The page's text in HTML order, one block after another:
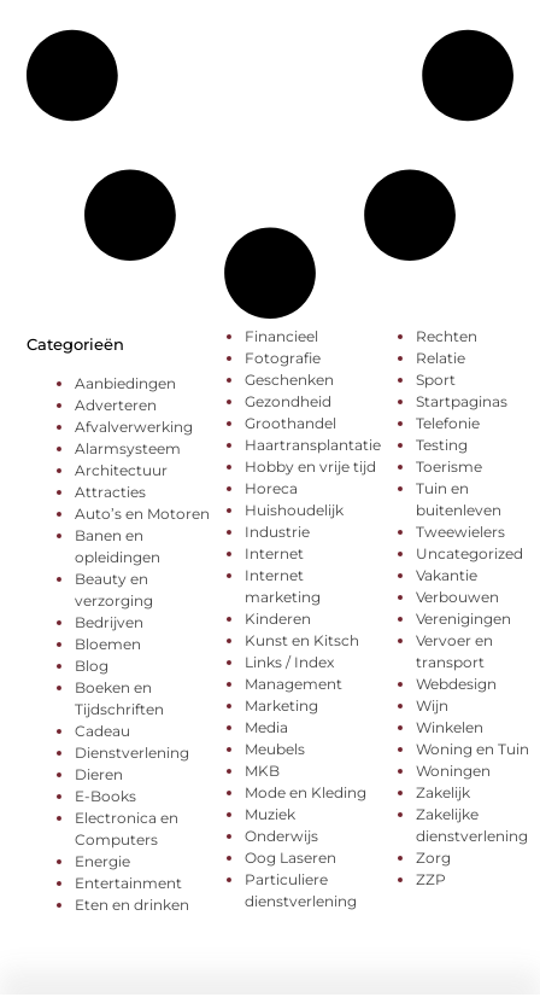
Categorieën
Aanbiedingen
Adverteren
Afvalverwerking
Alarmsysteem
Architectuur
Attracties
Auto’s en Motoren
Banen en
opleidingen
Beauty en
verzorging
Bedrijven
Bloemen
Blog
Boeken en
Tijdschriften
Cadeau
Dienstverlening
Dieren
E-Books
Electronica en
Computers
Energie
Entertainment
Eten en drinken
Financieel
Fotografie
Geschenken
Gezondheid
Groothandel
Haartransplantatie
Hobby en vrije tijd
Horeca
Huishoudelijk
Industrie
Internet
Internet
marketing
Kinderen
Kunst en Kitsch
Links / Index
Management
Marketing
Media
Meubels
MKB
Mode en Kleding
Muziek
Onderwijs
Oog Laseren
Particuliere
dienstverlening
Rechten
Relatie
Sport
Startpaginas
Telefonie
Testing
Toerisme
Tuin en
buitenleven
Tweewielers
Uncategorized
Vakantie
Verbouwen
Verenigingen
Vervoer en
transport
Webdesign
Wijn
Winkelen
Woning en Tuin
Woningen
Zakelijk
Zakelijke
dienstverlening
Zorg
ZZP